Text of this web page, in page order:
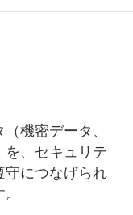
機密データ、
を、セキュリテ
守につなげられ